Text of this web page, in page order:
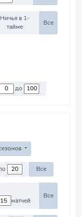
Ничья в 1-
тайме
Все
до
Все
матчей
Все